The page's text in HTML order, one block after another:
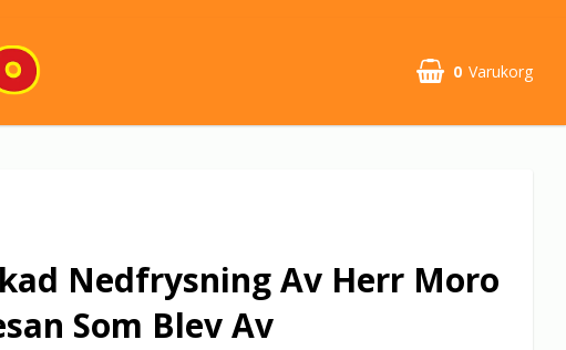
0 Varukorg
Din varukorg är tom
Nedfrysning Av Herr Moro
Som Blev Av